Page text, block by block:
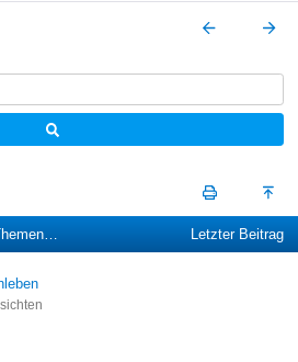
Letzter Beitrag